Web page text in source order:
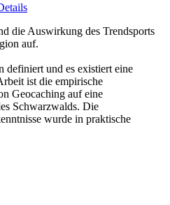
die Auswirkung des Trendsports
auf.
definiert und es existiert eine
ist die empirische
Geocaching auf eine
Schwarzwalds. Die
wurde in praktische